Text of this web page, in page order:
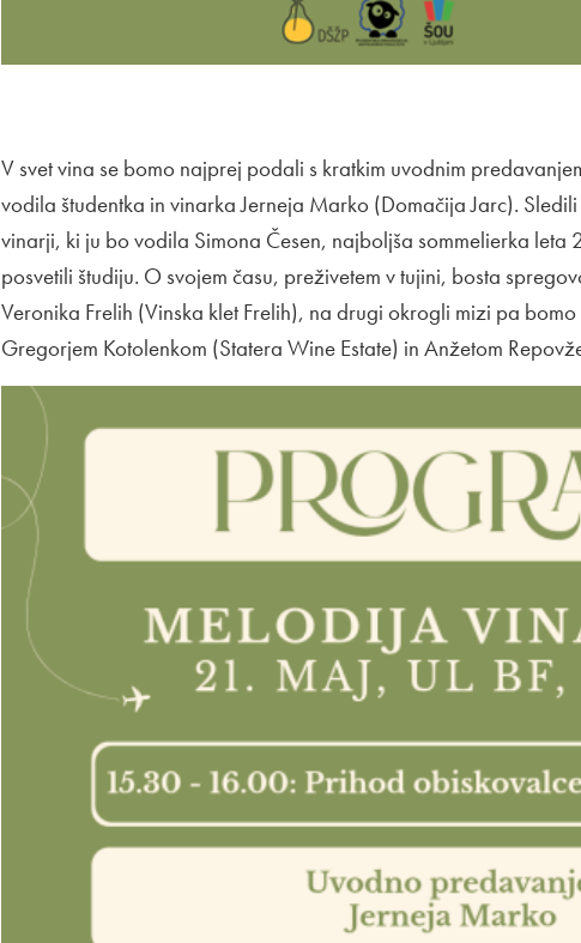
V svet vina se bomo najprej podali s kratkim uvodnim
vodila študentka in vinarka Jerneja Marko (Domačija Jarc).
vinarji, ki ju bo vodila Simona Česen, najboljša sommelierka
posvetili študiju. O svojem času, preživetem v tujini, bosta
Veronika Frelih (Vinska klet Frelih), na drugi okrogli mizi pa
Gregorjem Kotolenkom (Statera Wine Estate) in Anžetom